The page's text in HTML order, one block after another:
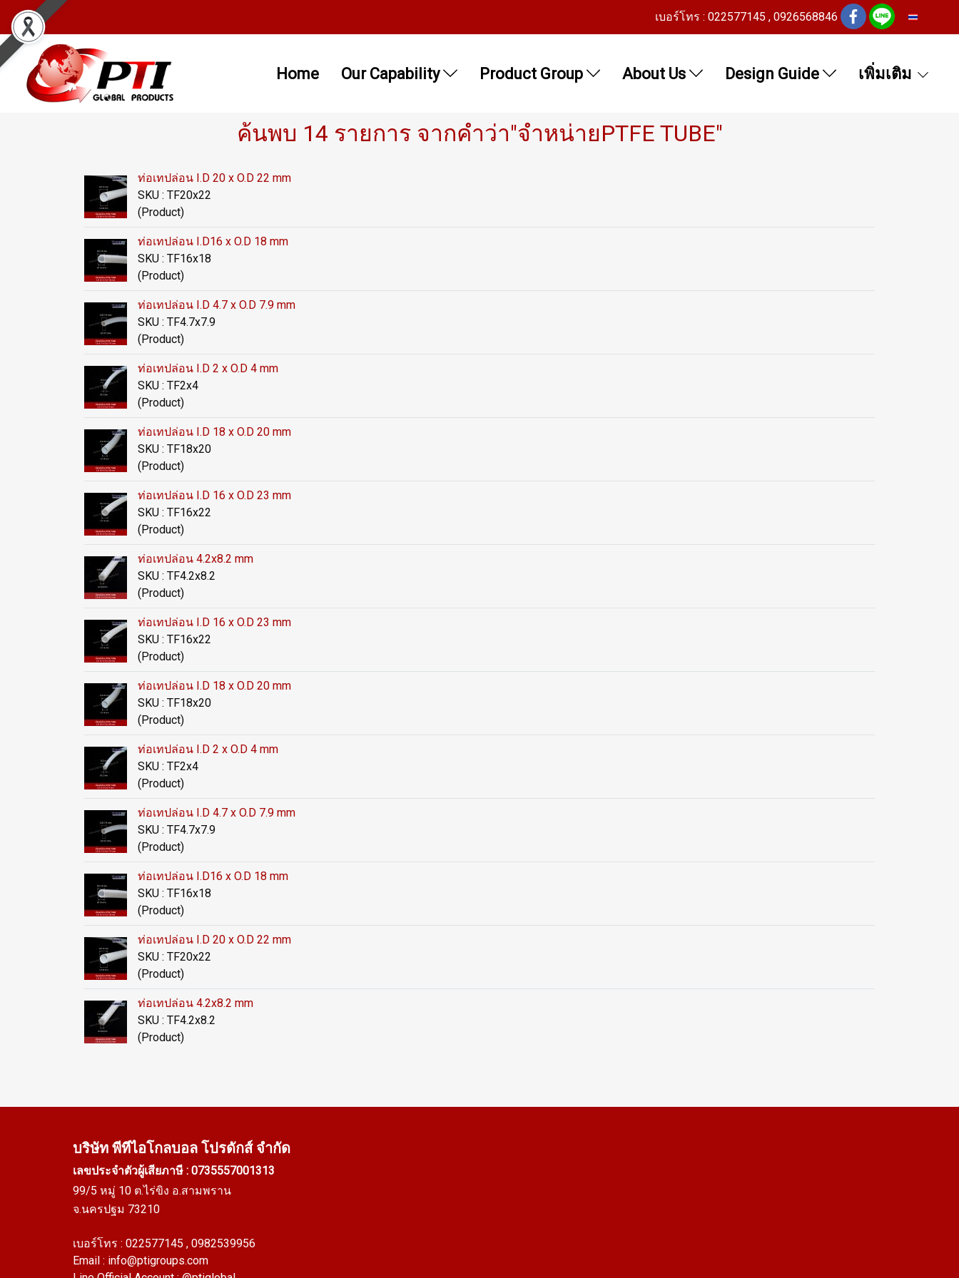
เบอร์โทร : 022577145 , 0926568846
Home Our Capability Product Group About Us Design Guide เพิ่มเติม
ค้นพบ 14 รายการ จากคำว่า"จำหน่ายPTFE TUBE"
ท่อเทปล่อน I.D 20 x O.D 22 mm
SKU : TF20x22
(Product)
ท่อเทปล่อน I.D16 x O.D 18 mm
SKU : TF16x18
(Product)
ท่อเทปล่อน I.D 4.7 x O.D 7.9 mm
SKU : TF4.7x7.9
(Product)
ท่อเทปล่อน I.D 2 x O.D 4 mm
SKU : TF2x4
(Product)
ท่อเทปล่อน I.D 18 x O.D 20 mm
SKU : TF18x20
(Product)
ท่อเทปล่อน I.D 16 x O.D 23 mm
SKU : TF16x22
(Product)
ท่อเทปล่อน 4.2x8.2 mm
SKU : TF4.2x8.2
(Product)
ท่อเทปล่อน I.D 16 x O.D 23 mm
SKU : TF16x22
(Product)
ท่อเทปล่อน I.D 18 x O.D 20 mm
SKU : TF18x20
(Product)
ท่อเทปล่อน I.D 2 x O.D 4 mm
SKU : TF2x4
(Product)
ท่อเทปล่อน I.D 4.7 x O.D 7.9 mm
SKU : TF4.7x7.9
(Product)
ท่อเทปล่อน I.D16 x O.D 18 mm
SKU : TF16x18
(Product)
ท่อเทปล่อน I.D 20 x O.D 22 mm
SKU : TF20x22
(Product)
ท่อเทปล่อน 4.2x8.2 mm
SKU : TF4.2x8.2
(Product)
บริษัท พีทีไอโกลบอล โปรดักส์ จำกัด
เลขประจำตัวผู้เสียภาษี : 0735557001313
99/5 หมู่ 10 ต.ไร่ขิง อ.สามพราน
จ.นครปฐม 73210
เบอร์โทร : 022577145 , 0982539956
Email : info@ptigroups.com